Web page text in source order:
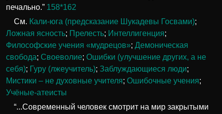
печально.” 158*162
См. Кали-юга (предсказание Шукадевы Госвами);
Ложная ясность; Прелесть; Интеллигенция;
Философские учения «мудрецов»; Демоническая
свобода; Своеволие; Ошибки (улучшение других, а не
себя); Гуру (лжеучитель); Заблуждающиеся люди;
Мистики – не духовные учителя; Ошибочные учения;
Учёные-атеисты
“...Современный человек смотрит на мир закрытыми